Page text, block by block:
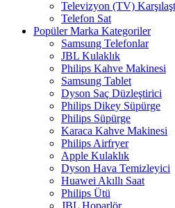
Televizyon (TV)
Telefon Sat
Popüler Marka Kategoriler
Samsung Telefonlar
JBL Kulaklık
Philips Kahve Makinesi
Samsung Tablet
Dyson Saç Düzleştirici
Philips Dikey Süpürge
Philips Süpürge
Karaca Kahve Makinesi
Philips Airfryer
Apple Kulaklık
Dyson Hava Temizleyici
Huawei Akıllı Saat
Philips Ütü
JBL Hoparlör